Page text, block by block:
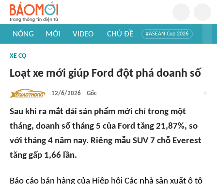
NÓNG MỚI VIDEO CHỦ ĐỀ #ASEAN Cup 2026
#Khám phá thế giới
XE CỘ
Loạt xe mới giúp Ford đột phá doanh số
12/6/2026 Gốc
Sau khi ra mắt dải sản phẩm mới chỉ trong một
tháng, doanh số tháng 5 của Ford tăng 21,87%, so
với tháng 4 năm nay. Riêng mẫu SUV 7 chỗ Everest
tăng gấp 1,66 lần.
Báo cáo bán hàng của Hiệp hội Các nhà sản xuất ô tô